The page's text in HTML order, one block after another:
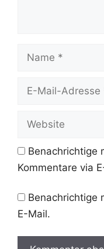
Name
Website
Benachrichtige
Kommentare via
Benachrichtige
E-Mail.